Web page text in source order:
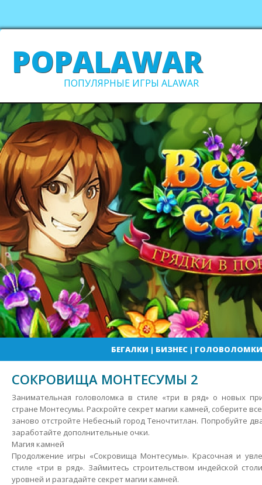
POPALAWAR
ПОПУЛЯРНЫЕ ИГРЫ ALAWAR
БЕГАЛКИ | БИЗНЕС| ГОЛОВОЛОМКИ
СОКРОВИЩА МОНТЕСУМЫ 2
Занимательная головоломка в стиле «три в ряд» о новых
стране Монтесумы. Раскройте секрет магии камней, соберите
заново отстройте Небесный город Теночтитлан. Попробуйте
заработайте дополнительные очки.
Магия камней
Продолжение игры «Сокровища Монтесумы». Красочная и
стиле «три в ряд». Займитесь строительством индейской
уровней и разгадайте секрет магии камней.